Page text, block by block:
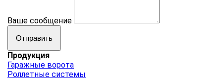
Ваше сообщение
Продукция
Гаражные ворота
Роллетные системы